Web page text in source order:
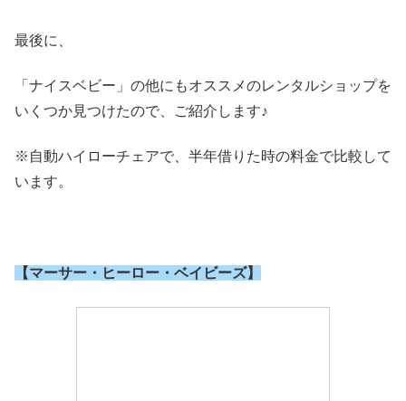
最後に、
「ナイスベビー」の他にもオススメのレンタルショップを
いくつか見つけたので、ご紹介します♪
※自動ハイローチェアで、半年借りた時の料金で比較して
います。
【マーサー・ヒーロー・ベイビーズ】